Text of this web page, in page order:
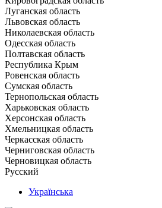
Луганская область
Львовская область
Николаевская область
Одесская область
Полтавская область
Республика Крым
Ровенская область
Сумская область
Тернопольская область
Харьковская область
Херсонская область
Хмельницкая область
Черкасская область
Черниговская область
Черновицкая область
Русский
Українська